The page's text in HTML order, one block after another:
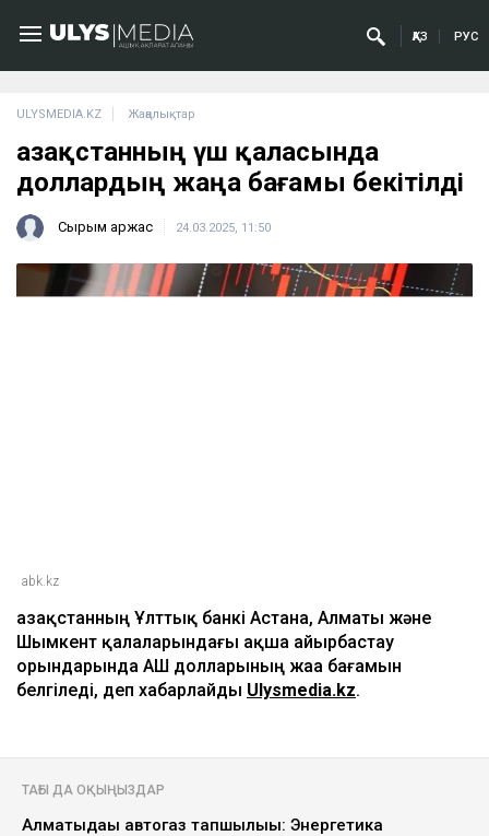
ҚАЗ РУС
ULYSMEDIA.KZ Жаңалықтар
Қазақстанның үш қаласында
доллардың жаңа бағамы бекітілді
Сырым Қаржас 24.03.2025, 11:50
abk.kz
Қазақстанның Ұлттық банкі Астана, Алматы және
Шымкент қалаларындағы ақша айырбастау
орындарында АҚШ долларының жаа бағамын
белгіледі, деп хабарлайды Ulysmedia.kz.
ТАҒЫ ДА ОҚЫҢЫЗДАР
Алматыдағы автогаз тапшылығы: Энергетика